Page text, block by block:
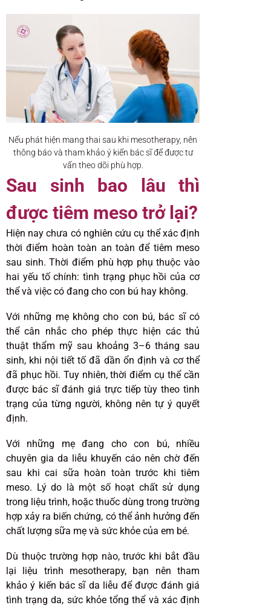
Nếu phát hiện mang thai sau khi mesotherapy, nên
thông báo và tham khảo ý kiến bác sĩ để được tư
vấn theo dõi phù hợp.
Sau sinh bao lâu thì
được tiêm meso trở lại?
Hiện nay chưa có nghiên cứu cụ thể xác định
thời điểm hoàn toàn an toàn để tiêm meso
sau sinh. Thời điểm phù hợp phụ thuộc vào
hai yếu tố chính: tình trạng phục hồi của cơ
thể và việc có đang cho con bú hay không.
Với những mẹ không cho con bú, bác sĩ có
thể cân nhắc cho phép thực hiện các thủ
thuật thẩm mỹ sau khoảng 3–6 tháng sau
sinh, khi nội tiết tố đã dần ổn định và cơ thể
đã phục hồi. Tuy nhiên, thời điểm cụ thể cần
được bác sĩ đánh giá trực tiếp tùy theo tình
trạng của từng người, không nên tự ý quyết
định.
Với những mẹ đang cho con bú, nhiều
chuyên gia da liễu khuyến cáo nên chờ đến
sau khi cai sữa hoàn toàn trước khi tiêm
meso. Lý do là một số hoạt chất sử dụng
trong liệu trình, hoặc thuốc dùng trong trường
hợp xảy ra biến chứng, có thể ảnh hưởng đến
chất lượng sữa mẹ và sức khỏe của em bé.
Dù thuộc trường hợp nào, trước khi bắt đầu
lại liệu trình mesotherapy, bạn nên tham
khảo ý kiến bác sĩ da liễu để được đánh giá
tình trạng da, sức khỏe tổng thể và xác định